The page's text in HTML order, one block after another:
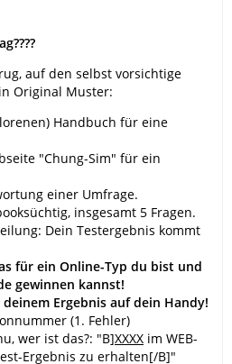
auf den selbst vorsichtige
Original Muster:
Handbuch für eine
"Chung-Sim" für ein
einer Umfrage.
insgesamt 5 Fragen.
Dein Testergebnis kommt
für ein Online-Typ du bist und
gewinnen kannst!
Ergebnis auf dein Handy!
(1. Fehler)
wer ist das?: "B]XXXX im WEB-
Ergebnis zu erhalten[/B]"